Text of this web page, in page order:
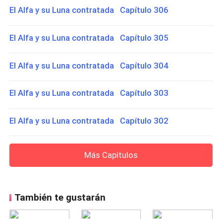
El Alfa y su Luna contratada Capítulo 306
El Alfa y su Luna contratada Capítulo 305
El Alfa y su Luna contratada Capítulo 304
El Alfa y su Luna contratada Capítulo 303
El Alfa y su Luna contratada Capítulo 302
Más Capítulos
También te gustarán